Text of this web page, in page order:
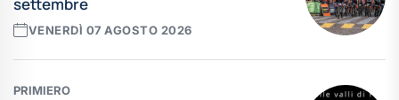
VENERDÌ 07 AGOSTO 2026
PRIMIERO